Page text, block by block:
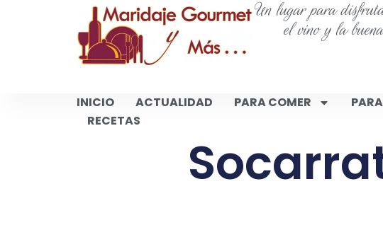
Un lugar para
el vino y la
INICIO ACTUALIDAD PARA COMER
RECETAS